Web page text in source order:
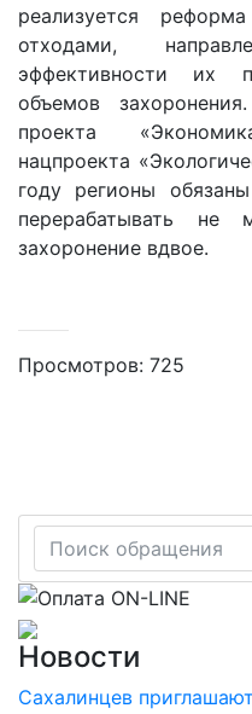
реализуется
отходами,
эффективности их
объемов
проекта
нацпроекта
году регионы
перерабатывать не
захоронение вдвое.
Просмотров: 725
Новости
Сахалинцев